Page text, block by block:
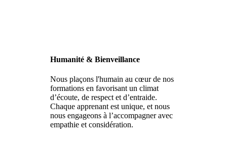
Humanité & Bienveillance
Nous plaçons l'humain au cœur de nos
formations en favorisant un climat
d’écoute, de respect et d’entraide.
Chaque apprenant est unique, et nous
nous engageons à l’accompagner avec
empathie et considération.